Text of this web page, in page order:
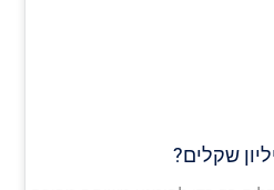
שקלים?